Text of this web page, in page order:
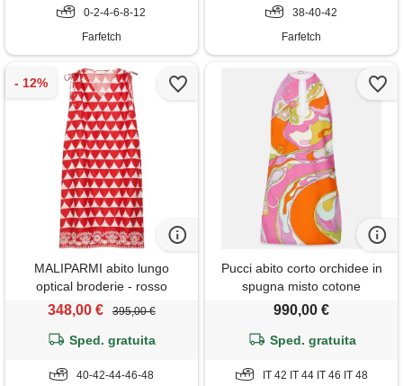
0-2-4-6-8-12
Farfetch
38-40-42
Farfetch
MALIPARMI abito lungo
optical broderie - rosso
348,00 € 395,00 €
Sped. gratuita
40-42-44-46-48
Pucci abito corto orchidee in
spugna misto cotone
990,00 €
Sped. gratuita
IT 42 IT 44 IT 46 IT 48